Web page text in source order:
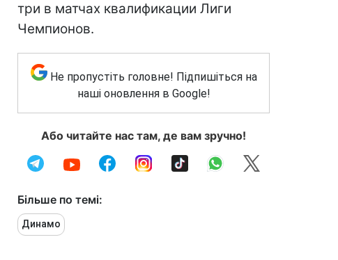
три в матчах квалификации Лиги
Чемпионов.
Не пропустіть головне! Підпишіться на
наші оновлення в Google!
Або читайте нас там, де вам зручно!
Більше по темі:
Динамо